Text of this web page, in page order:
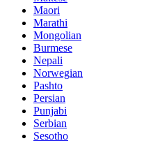
Maori
Marathi
Mongolian
Burmese
Nepali
Norwegian
Pashto
Persian
Punjabi
Serbian
Sesotho